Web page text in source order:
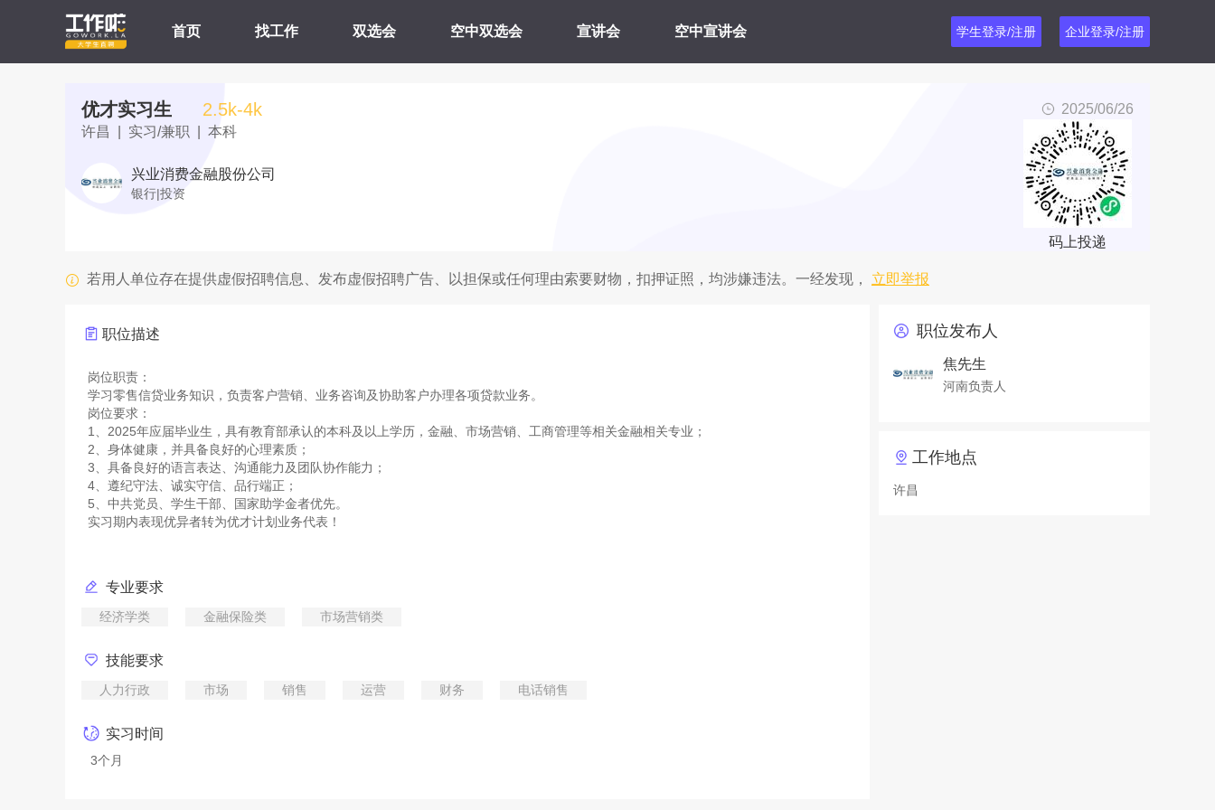
首页 找工作 双选会 空中双选会 宣讲会 空中宣讲会 学生登录/注册 企业登录/注册
优才实习生 2.5k-4k
2025/06/26
许昌 | 实习/兼职 | 本科
兴业消费金融股份公司
银行|投资
码上投递
若用人单位存在提供虚假招聘信息、发布虚假招聘广告、以担保或任何理由索要财物，扣押证照，均涉嫌违法。一经发现， 立即举报
职位描述
岗位职责：
学习零售信贷业务知识，负责客户营销、业务咨询及协助客户办理各项贷款业务。
岗位要求：
1、2025年应届毕业生，具有教育部承认的本科及以上学历，金融、市场营销、工商管理等相关金融相关专业；
2、身体健康，并具备良好的心理素质；
3、具备良好的语言表达、沟通能力及团队协作能力；
4、遵纪守法、诚实守信、品行端正；
5、中共党员、学生干部、国家助学金者优先。
专业要求
经济学类 金融保险类 市场营销类
技能要求
人力行政 市场 销售 运营 财务 电话销售
实习时间
3个月
职位发布人
焦先生
河南负责人
工作地点
许昌